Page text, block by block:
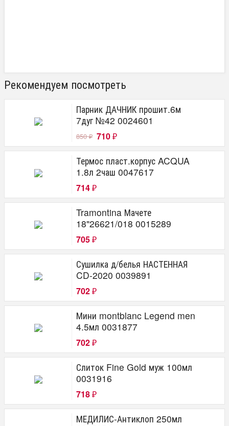
Рекомендуем посмотреть
Парник ДАЧНИК прошит.6м
7дуг №42 0024601
850₽ 710 ₽
Термос пласт.корпус ACQUA
1.8л 2чаш 0047617
714 ₽
Tramontina Мачете
18"26621/018 0015289
705 ₽
Сушилка д/белья НАСТЕННАЯ
CD-2020 0039891
702 ₽
Мини montblanc Legend men
4.5мл 0031877
702 ₽
Слиток Fine Gold муж 100мл
0031916
718 ₽
МЕДИЛИС-Антиклоп 250мл